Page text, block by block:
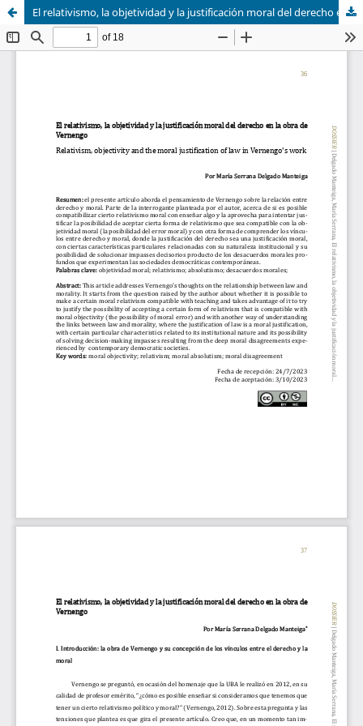
El relativismo, la objetividad y la justificación moral del derecho en la obra de Vernengo